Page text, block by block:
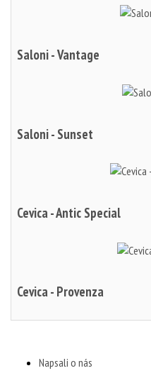
Saloni - Vantage
Saloni - Sunset
Cevica - Antic Special
Cevica - Provenza
Napsali o nás